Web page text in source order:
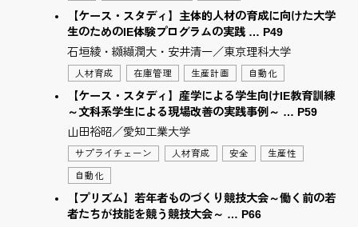
【ケース・スタディ】主体的人材の育成に向けた大学
生のためのIE体験プログラムの実践 … P49
石垣綾・纐纈潤大・安井清一／東京理科大学
人材育成 在庫管理 生産計画 自動化
【ケース・スタディ】産学による学生向けIE教育訓練
～文科系学生による現場改善の実践事例～ … P59
山田裕昭／愛知工業大学
サプライチェーン 人材育成 安全 生産性
自動化
【プリズム】若年者ものづくり競技大会～働く前の若
者たちが技能を競う競技大会～ … P66